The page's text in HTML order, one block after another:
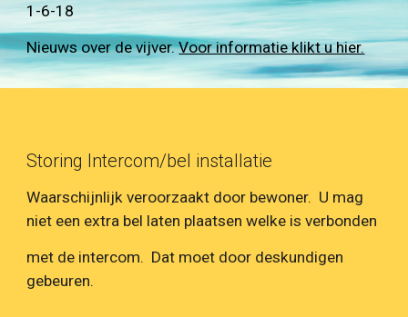
1-6-18
Nieuws over de vijver.Voor informatie klikt u hier.
Storing Intercom/bel installatie
Waarschijnlijk veroorzaakt door bewoner. U mag
niet een extra bel laten plaatsen welke is verbonden
met de intercom. Dat moet door deskundigen
gebeuren.